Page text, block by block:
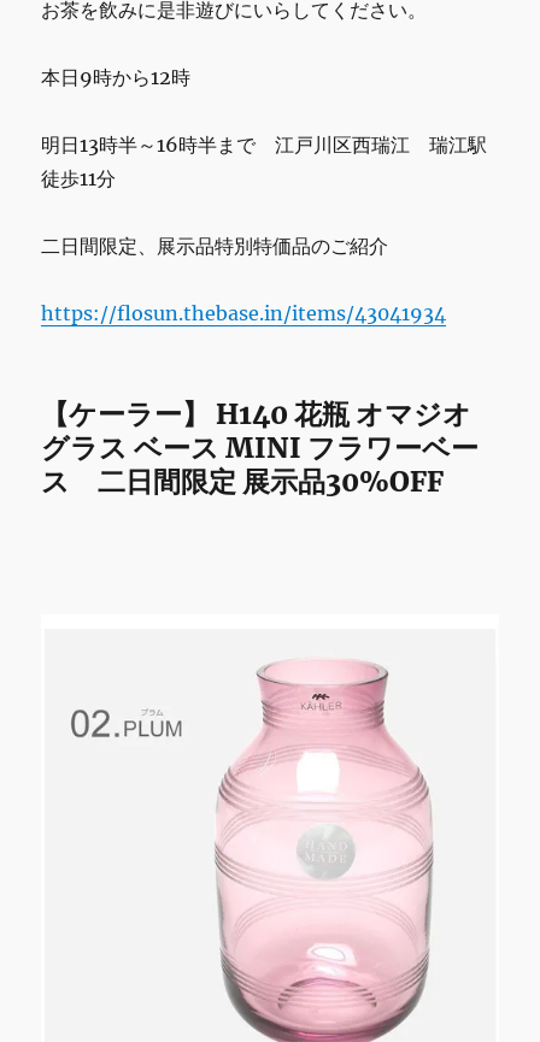
半、
28
9
12
で
で
す。
よ
ろ
す。
お茶を飲みに是非遊びにいらしてください。
本日9時から12時
明日13時半～16時半まで 江戸川区西瑞江 瑞江駅
徒歩11分
二日間限定、展示品特別特価品のご紹介
https://flosun.thebase.in/items/43041934
【ケーラー】 H140 花瓶 オマジオ
グラス ベース MINI フラワーベー
ス 二日間限定 展示品30%OFF